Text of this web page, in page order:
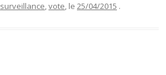
surveillance,vote, le 25/04/2015 .